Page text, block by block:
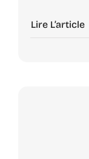
Lire L’article